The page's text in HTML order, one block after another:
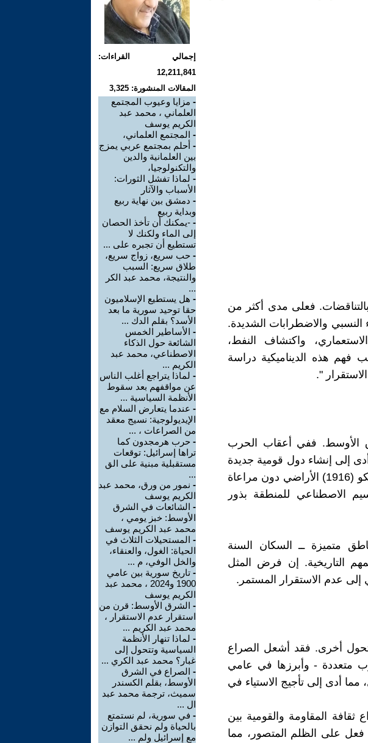
فعلى مدى أكثر من
والاضطرابات الشديدة.
واكتشاف النفط،
فهم هذه الديناميكية دراسة
".
الأوسط. ففي أعقاب الحرب
أدى إلى إنشاء دول قومية جديدة
تحت الانتداب الأوروبي. وقسمت اتفاقية سايكس بيكو (1916) الأراضي دون مراعاة
الاصطناعي للمنطقة بذور
متميزة ــ السكان السنة
التاريخية. إن فرض المثل
إلى عدم الاستقرار المستمر.
1948 بمثابة نقطة تحول أخرى. فقد أشعل الصراع
متعددة - وأبرزها في عامي
حل، مما أدى إلى تأجيج الاستياء في
ثقافة المقاومة والقومية بين
على الظلم المتصور، مما
إجمالي القراءات:
12,211,841
المقالات المنشورة: 3,325
- مزايا وعيوب المجتمع
العلماني ، محمد عبد
الكريم يوسف
- المجتمع العلماني،
- أحلم بمجتمع عربي يمزج
بين العلمانية والدين
والتكنولوجيا،
- لماذا تفشل الثورات:
الأسباب والآثار
- دمشق بين نهاية ربيع
وبداية ربيع
- -يمكنك أن تأخذ الحصان
إلى الماء ولكنك لا
تستطيع أن تجبره على ...
- حب سريع، زواج سريع،
طلاق سريع: السبب
والنتيجة، محمد عبد الكر
...
- هل يستطيع الإسلاميون
حقا توحيد سورية ما بعد
الأسد؟ بقلم الدك ...
- الأساطير الخمس
الشائعة حول الذكاء
الاصطناعي، محمد عبد
الكريم ...
- لماذا يتراجع أغلب الناس
عن مواقفهم بعد سقوط
الأنظمة السياسية ...
- عندما يتعارض السلام مع
الإيديولوجية: نسيج معقد
من الصراعات ، ...
- حرب هرمجدون كما
تراها إسرائيل: توقعات
مستقبلية مبنية على الق
...
- نمور من ورق، محمد عبد
الكريم يوسف
- الشائعات في الشرق
الأوسط: خبز يومي ،
محمد عبد الكريم يوسف
- المستحيلات الثلاث في
الحياة: الغول، والعنقاء،
والخل الوفي، م ...
- تاريخ سورية بين عامي
1900 و2024 ، محمد عبد
الكريم يوسف
- الشرق الأوسط: قرن من
استقرار عدم الاستقرار ،
محمد عبد الكريم ...
- لماذا تنهار الأنظمة
السياسية وتتحول إلى
غبار؟ محمد عبد الكري ...
- الصراع في الشرق
الأوسط، بقلم الكسندر
سميث، ترجمة محمد عبد
ال ...
- في سورية، لم نستمتع
بالحياة ولم نحقق التوازن
مع إسرائيل ولم ...